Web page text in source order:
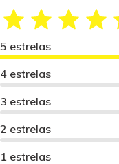
5 estrelas
4 estrelas
3 estrelas
2 estrelas
1 estrelas